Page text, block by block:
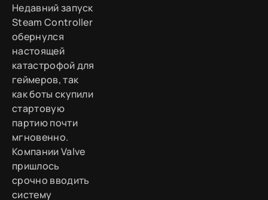
Недавний запуск
Steam Controller
обернулся
настоящей
катастрофой для
геймеров, так
как боты скупили
стартовую
партию почти
мгновенно.
Компании Valve
пришлось
срочно вводить
систему